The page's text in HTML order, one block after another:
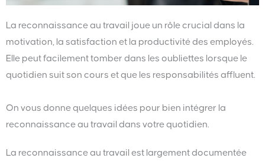
La reconnaissance au travail joue un rôle crucial dans la
motivation, la satisfaction et la productivité des employés.
Elle peut facilement tomber dans les oubliettes lorsque le
quotidien suit son cours et que les responsabilités affluent.
On vous donne quelques idées pour bien intégrer la
reconnaissance au travail dans votre quotidien.
La reconnaissance au travail est largement documentée